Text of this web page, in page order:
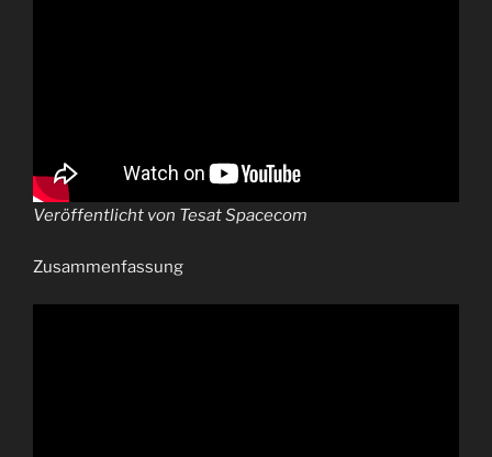
Veröffentlicht von Tesat Spacecom
Zusammenfassung